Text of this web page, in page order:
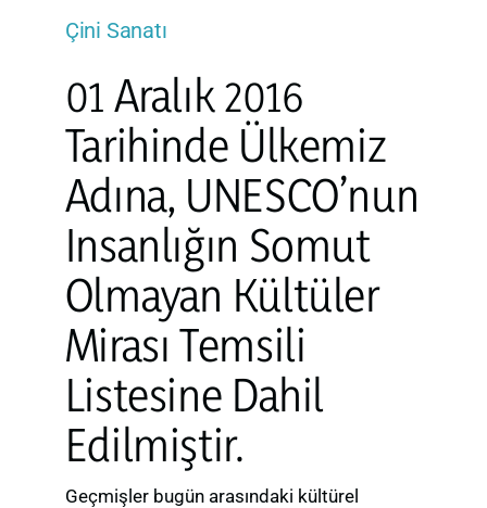
Çini Sanatı
01 Aralık 2016
Tarihinde Ülkemiz
Adına, UNESCO’nun
Insanlığın Somut
Olmayan Kültüler
Mirası Temsili
Listesine Dahil
Edilmiştir.
Geçmişler bugün arasındaki kültürel